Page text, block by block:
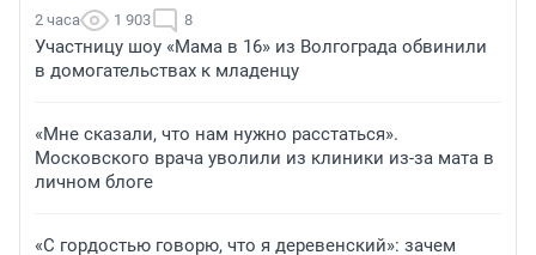
2 часа 1 903 8
Участницу шоу «Мама в 16» из Волгограда обвинили
в домогательствах к младенцу
«Мне сказали, что нам нужно расстаться».
Московского врача уволили из клиники из-за мата в
личном блоге
«С гордостью говорю, что я деревенский»: зачем